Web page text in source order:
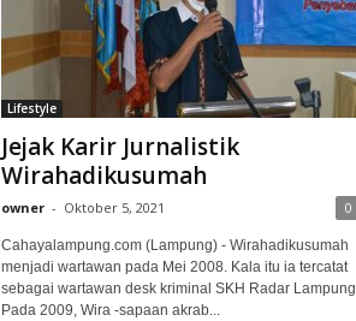
Lifestyle
Jejak Karir Jurnalistik
Wirahadikusumah
owner - Oktober 5, 2021 0
Cahayalampung.com (Lampung) - Wirahadikusumah
menjadi wartawan pada Mei 2008. Kala itu ia tercatat
sebagai wartawan desk kriminal SKH Radar Lampung.
Pada 2009, Wira -sapaan akrab...